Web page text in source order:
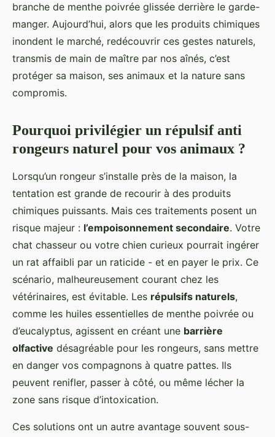
branche de menthe poivrée glissée derrière le garde-
manger. Aujourd’hui, alors que les produits chimiques
inondent le marché, redécouvrir ces gestes naturels,
transmis de main de maître par nos aînés, c’est
protéger sa maison, ses animaux et la nature sans
compromis.
Pourquoi privilégier un répulsif anti
rongeurs naturel pour vos animaux ?
Lorsqu’un rongeur s’installe près de la maison, la
tentation est grande de recourir à des produits
chimiques puissants. Mais ces traitements posent un
risque majeur : l’empoisonnement secondaire. Votre
chat chasseur ou votre chien curieux pourrait ingérer
un rat affaibli par un raticide - et en payer le prix. Ce
scénario, malheureusement courant chez les
vétérinaires, est évitable. Les répulsifs naturels,
comme les huiles essentielles de menthe poivrée ou
d’eucalyptus, agissent en créant une barrière
olfactive désagréable pour les rongeurs, sans mettre
en danger vos compagnons à quatre pattes. Ils
peuvent renifler, passer à côté, ou même lécher la
zone sans risque d’intoxication.
Ces solutions ont un autre avantage souvent sous-